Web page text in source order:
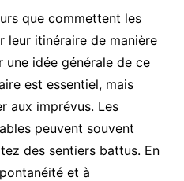
que commettent les
leur itinéraire de manière
idée générale de ce
est essentiel, mais
aux imprévus. Les
peuvent souvent
des sentiers battus. En
et à